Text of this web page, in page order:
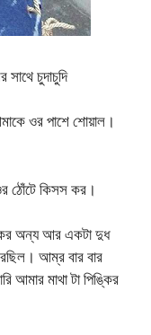
চুদাচুদি
ওর পাশে শোয়াল।
ঠোঁটে কিসস কর।
অন্য আর একটা দুধ
আম্র বার বার
আমার মাথা টা পিঙ্কির